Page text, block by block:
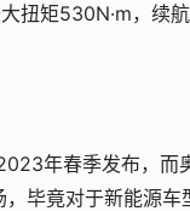
扭矩530N·m，续
年春季发布，而
毕竟对于新能源车